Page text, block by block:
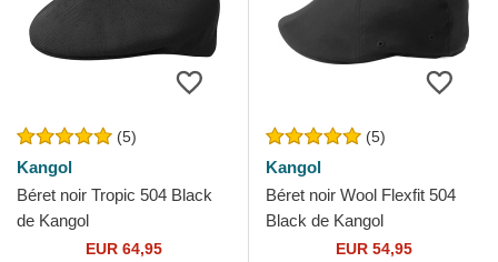
(5)
Kangol
Béret noir Tropic 504 Black
de Kangol
EUR 64,95
(5)
Kangol
Béret noir Wool Flexfit 504
Black de Kangol
EUR 54,95